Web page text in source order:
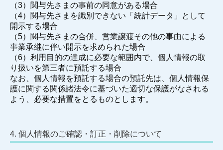
（3）関与先さまの事前の同意がある場合
（4）関与先さまを識別できない「統計データ」として
開示する場合
（5）関与先さまの合併、営業譲渡その他の事由による
事業承継に伴い開示を求められた場合
（6）利用目的の達成に必要な範囲内で、個人情報の取
り扱いを第三者に預託する場合
なお、個人情報を預託する場合の預託先は、個人情報保
護に関する関係諸法令に基づいた適切な保護がなされる
よう、必要な措置をとるものとします。
4. 個人情報のご確認・訂正・削除について